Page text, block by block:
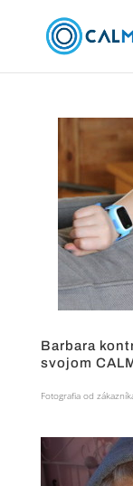
Barbara
svojom
Fotografia od